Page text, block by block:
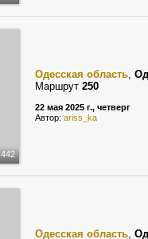
442
Одесская область,
Маршрут 250
22 мая 2025 г., четверг
Автор: ariss_ka
Одесская область,